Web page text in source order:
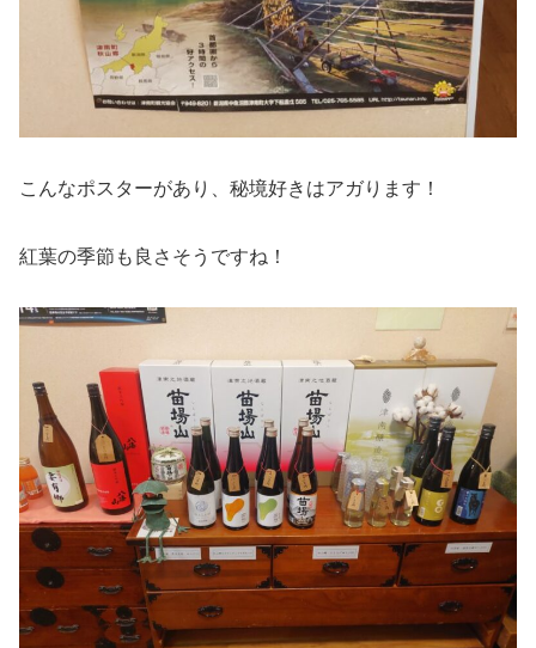
こんなポスターがあり、秘境好きはアガります！
紅葉の季節も良さそうですね！